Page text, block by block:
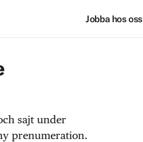
Jobba hos oss
sajt under
prenumeration.